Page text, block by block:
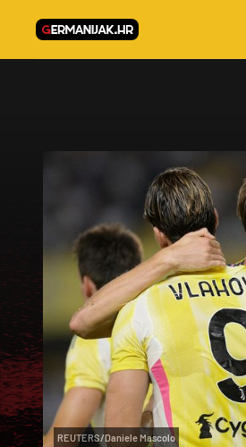
REUTERS/Daniele Mascolo